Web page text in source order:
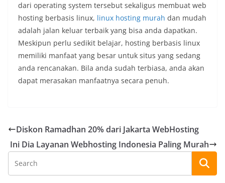
dari operating system tersebut sekaligus membuat web
hosting berbasis linux, linux hosting murah dan mudah
adalah jalan keluar terbaik yang bisa anda dapatkan.
Meskipun perlu sedikit belajar, hosting berbasis linux
memiliki manfaat yang besar untuk situs yang sedang
anda rencanakan. Bila anda sudah terbiasa, anda akan
dapat merasakan manfaatnya secara penuh.
Diskon Ramadhan 20% dari Jakarta WebHosting
Ini Dia Layanan Webhosting Indonesia Paling Murah